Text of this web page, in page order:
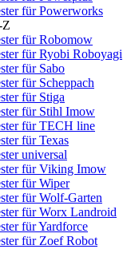
für Powerworks
Z
für Robomow
für Ryobi Roboyagi
für Sabo
für Scheppach
für Stiga
für Stihl Imow
für TECH line
für Texas
universal
für Viking Imow
für Wiper
für Wolf-Garten
für Worx Landroid
für Yardforce
für Zoef Robot